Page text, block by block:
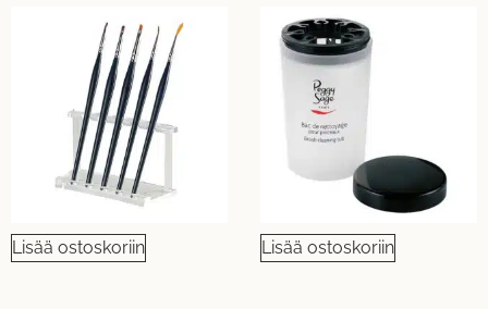
Lisää ostoskoriin Lisää ostoskoriin